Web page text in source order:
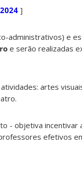
]
administrativos) e
e serão realizadas
artes
- objetiva incentivar
efetivos